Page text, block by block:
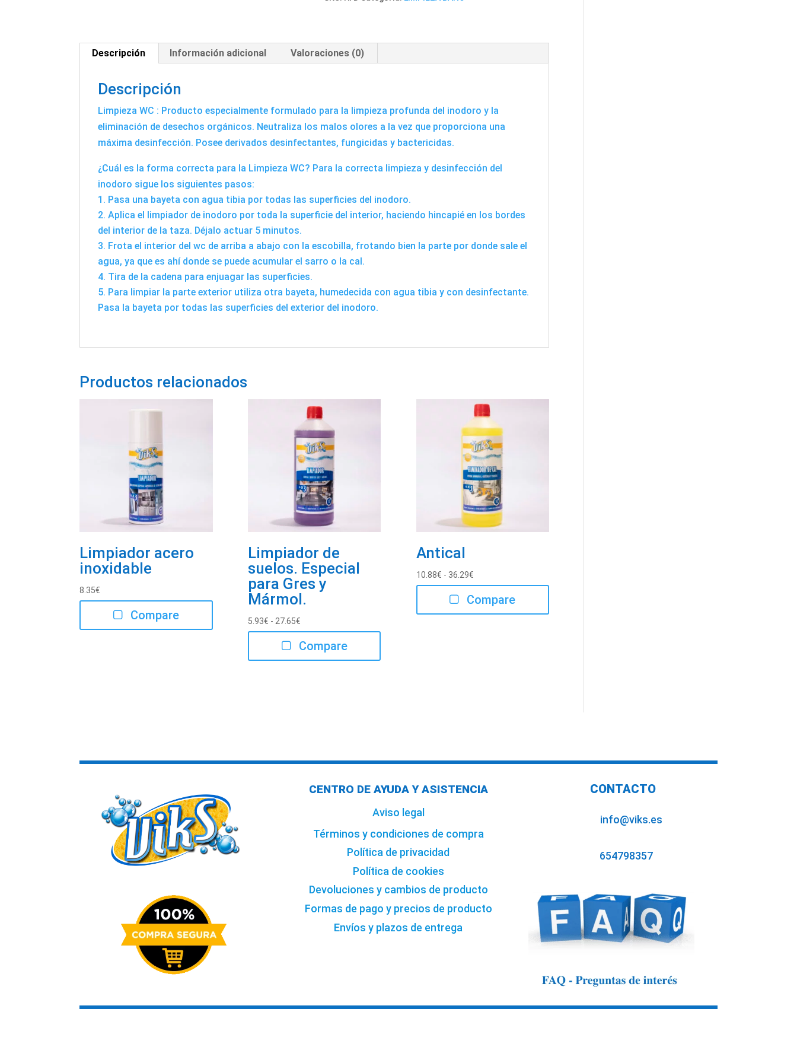
Descripción Información adicional Valoraciones (0)
Descripción
Limpieza WC : Producto especialmente formulado para la limpieza profunda del inodoro y la
eliminación de desechos orgánicos. Neutraliza los malos olores a la vez que proporciona una
máxima desinfección. Posee derivados desinfectantes, fungicidas y bactericidas.
¿Cuál es la forma correcta para la Limpieza WC? Para la correcta limpieza y desinfección del
inodoro sigue los siguientes pasos:
Pasa una bayeta con agua tibia por todas las superficies del inodoro.
Aplica el limpiador de inodoro por toda la superficie del interior, haciendo hincapié en los bordes
del interior de la taza. Déjalo actuar 5 minutos.
Frota el interior del wc de arriba a abajo con la escobilla, frotando bien la parte por donde sale el
agua, ya que es ahí donde se puede acumular el sarro o la cal.
Tira de la cadena para enjuagar las superficies.
Para limpiar la parte exterior utiliza otra bayeta, humedecida con agua tibia y con desinfectante.
Pasa la bayeta por todas las superficies del exterior del inodoro.
Productos relacionados
Limpiador acero
inoxidable
8.35€
Compare
Limpiador de
suelos. Especial
para Gres y
Mármol.
5.93€ - 27.65€Rango
de
precios:
desde
Compare
Antical
10.88€ - 36.29€Rango
de
precios:
desde
Compare
CENTRO DE AYUDA Y ASISTENCIA
Aviso legal
Términos y condiciones de compra
Política de privacidad
Política de cookies
Devoluciones y cambios de producto
Formas de pago y precios de producto
Envíos y plazos de entrega
CONTACTO
info@viks.es
654798357